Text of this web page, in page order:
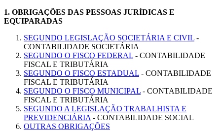
1. OBRIGAÇÕES DAS PESSOAS JURÍDICAS E
EQUIPARADAS
SEGUNDO LEGISLAÇÃO SOCIETÁRIA E CIVIL -
CONTABILIDADE SOCIETÁRIA
SEGUNDO O FISCO FEDERAL - CONTABILIDADE
FISCAL E TRIBUTÁRIA
SEGUNDO O FISCO ESTADUAL - CONTABILIDADE
FISCAL E TRIBUTÁRIA
SEGUNDO O FISCO MUNICIPAL - CONTABILIDADE
FISCAL E TRIBUTÁRIA
SEGUNDO A LEGISLAÇÃO TRABALHISTA E
PREVIDENCIÁRIA - CONTABILIDADE SOCIAL
OUTRAS OBRIGAÇÕES